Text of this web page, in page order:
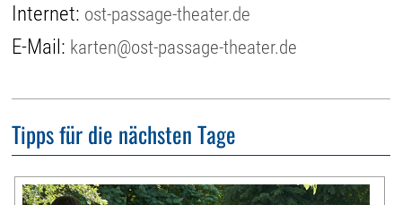
Internet: ost-passage-theater.de
E-Mail: karten@ost-passage-theater.de
Tipps für die nächsten Tage